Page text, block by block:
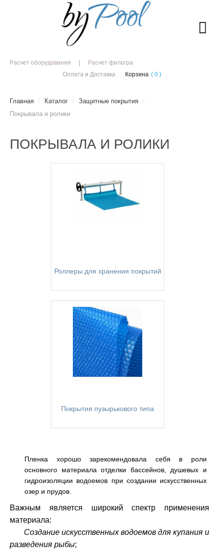
Расчет оборудования
Расчет фильтра
Оплата и Доставка
Корзина ( 0 )
Главная / Каталог / Защитные покрытия /
Покрывала и ролики
ПОКРЫВАЛА И РОЛИКИ
Роллеры для хранения покрытий
Покрытия пузырькового типа
Пленка хорошо зарекомендовала себя в роли
основного материала отделки бассейнов, душевых и
гидроизоляции водоемов при создании искусственных
озер и прудов.
Важным является широкий спектр применения
материала:
Создание искусственных водоемов для купания и
разведения рыбы;